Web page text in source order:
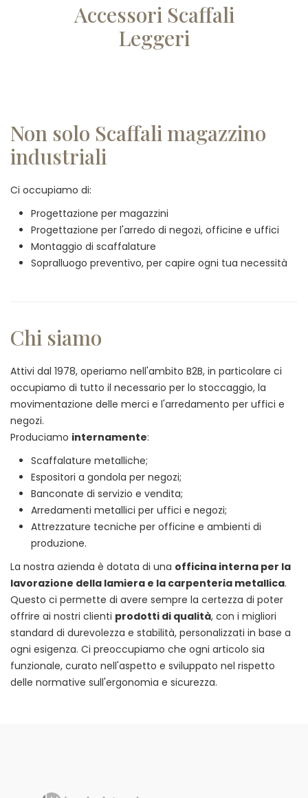
Accessori Scaffali
Leggeri
Non solo Scaffali magazzino
industriali
Ci occupiamo di:
Progettazione per magazzini
Progettazione per l'arredo di negozi, officine e uffici
Montaggio di scaffalature
Sopralluogo preventivo, per capire ogni tua necessità
Chi siamo
Attivi dal 1978, operiamo nell'ambito B2B, in particolare ci
occupiamo di tutto il necessario per lo stoccaggio, la
movimentazione delle merci e l'arredamento per uffici e
negozi.
Produciamo internamente:
Scaffalature metalliche;
Espositori a gondola per negozi;
Banconate di servizio e vendita;
Arredamenti metallici per uffici e negozi;
Attrezzature tecniche per officine e ambienti di
produzione.
La nostra azienda è dotata di una officina interna per la
lavorazione della lamiera e la carpenteria metallica.
Questo ci permette di avere sempre la certezza di poter
offrire ai nostri clienti prodotti di qualità, con i migliori
standard di durevolezza e stabilità, personalizzati in base a
ogni esigenza. Ci preoccupiamo che ogni articolo sia
funzionale, curato nell'aspetto e sviluppato nel rispetto
delle normative sull'ergonomia e sicurezza.